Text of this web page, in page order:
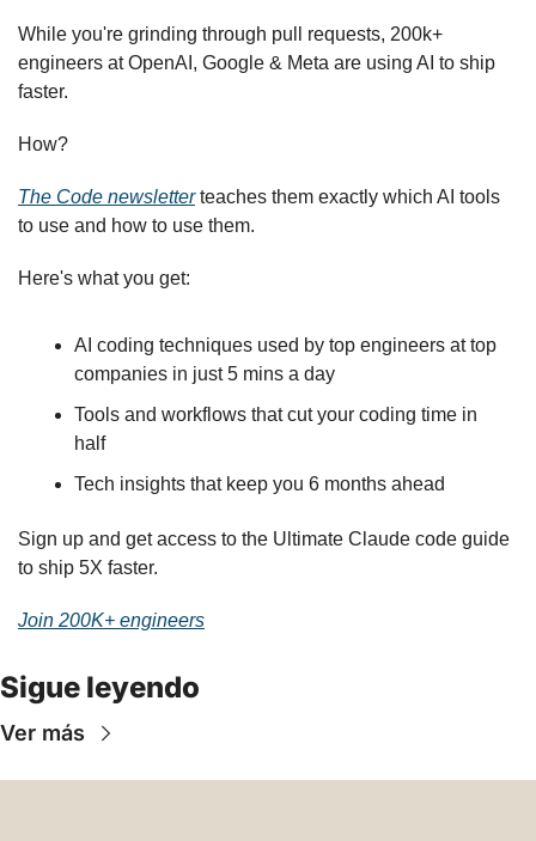
While you're grinding through pull requests, 200k+
engineers at OpenAI, Google & Meta are using AI to ship
faster.
How?
The Code newsletter teaches them exactly which AI tools
to use and how to use them.
Here's what you get:
AI coding techniques used by top engineers at top
companies in just 5 mins a day
Tools and workflows that cut your coding time in
half
Tech insights that keep you 6 months ahead
Sign up and get access to the Ultimate Claude code guide
to ship 5X faster.
Join 200K+ engineers
Sigue leyendo
Ver más